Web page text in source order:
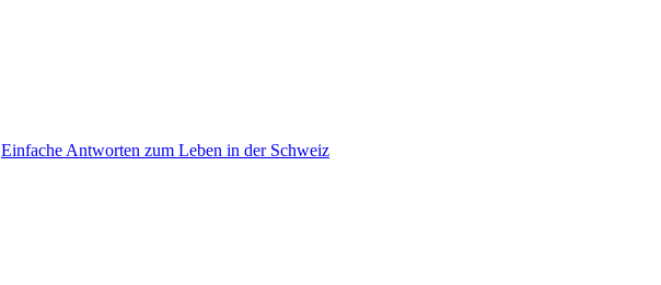
Einfache Antworten zum Leben in der Schweiz